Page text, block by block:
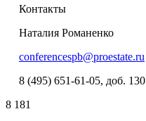
Контакты
Наталия Романенко
conferencespb@proestate.ru
8 (495) 651-61-05, доб. 130
8 181